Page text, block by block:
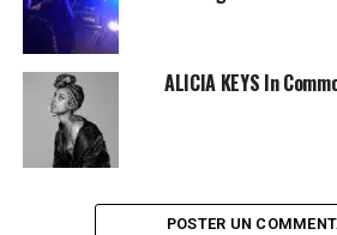
ALICIA KEYS In
POSTER UN